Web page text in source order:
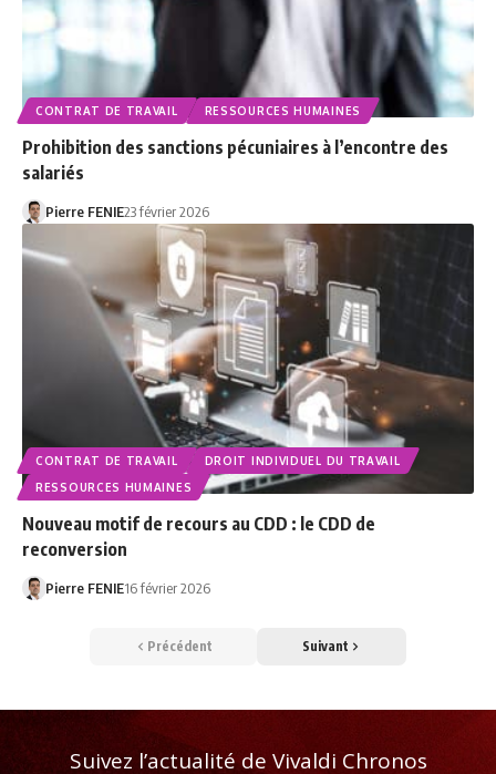
CONTRAT DE TRAVAIL RESSOURCES HUMAINES
Prohibition des sanctions pécuniaires à l’encontre des
salariés
Pierre FENIE23 février 2026
CONTRAT DE TRAVAIL
DROIT INDIVIDUEL DU TRAVAIL
RESSOURCES HUMAINES
Nouveau motif de recours au CDD : le CDD de
reconversion
Pierre FENIE16 février 2026
Précédent Suivant
Suivez l’actualité de Vivaldi Chronos